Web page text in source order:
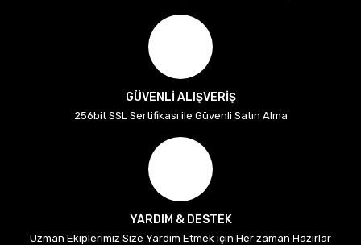
GÜVENLİ ALIŞVERİŞ
256bit SSL Sertifikası ile Güvenli Satın Alma
YARDIM & DESTEK
Uzman Ekiplerimiz Size Yardım Etmek için Her zaman Hazırlar